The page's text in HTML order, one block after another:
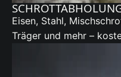
Eisen, Stahl,
Träger und mehr –